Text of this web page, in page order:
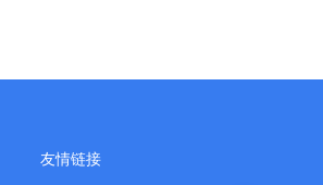
友情链接